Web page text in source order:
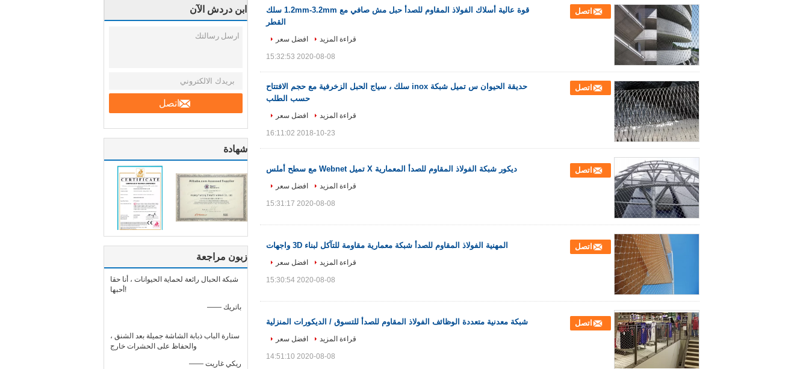
ابن دردش الآن
اتصل
شهادة
زبون مراجعة
شبكة الحبال رائعة لحماية الحيوانات ، أنا حقا
أحبها!
—— باتريك
ستارة الباب ذبابة الشاشة جميلة بعد الشنق ،
والحفاظ على الحشرات خارج
—— ريكي غاريت
قوة عالية أسلاك الفولاذ المقاوم للصدأ حبل مش صافي مع 1.2mm-3.2mm سلك
القطر
اتصل
قراءة المزيد افضل سعر
2020-08-08 15:32:53
حديقة الحيوان س تميل شبكة inox سلك ، سياج الحبل الزخرفية مع حجم الافتتاح
حسب الطلب
اتصل
قراءة المزيد افضل سعر
2018-10-23 16:11:02
ديكور شبكة الفولاذ المقاوم للصدأ المعمارية X تميل Webnet مع سطح أملس اتصل
قراءة المزيد افضل سعر
2020-08-08 15:31:17
المهنية الفولاذ المقاوم للصدأ شبكة معمارية مقاومة للتآكل لبناء 3D واجهات اتصل
قراءة المزيد افضل سعر
2020-08-08 15:30:54
شبكة معدنية متعددة الوظائف الفولاذ المقاوم للصدأ للتسوق / الديكورات المنزلية اتصل
قراءة المزيد افضل سعر
2020-08-08 14:51:10